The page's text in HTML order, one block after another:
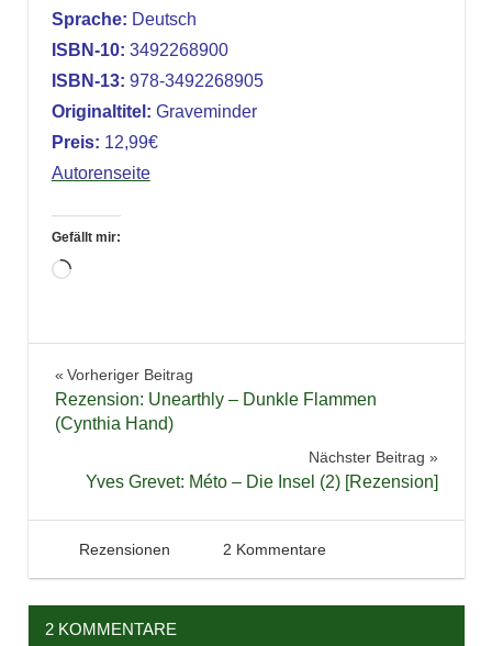
Sprache: Deutsch
ISBN-10: 3492268900
ISBN-13: 978-3492268905
Originaltitel: Graveminder
Preis: 12,99€
Autorenseite
Gefällt mir:
Wird
Fantasy
Lesen
Paranormal
Beitragsnavigation
Vorheriger Beitrag
Rezension: Unearthly – Dunkle Flammen
(Cynthia Hand)
Nächster Beitrag
Yves Grevet: Méto – Die Insel (2) [Rezension]
24. Mai 2013
Tintenhain
Rezensionen 2 Kommentare
2 KOMMENTARE